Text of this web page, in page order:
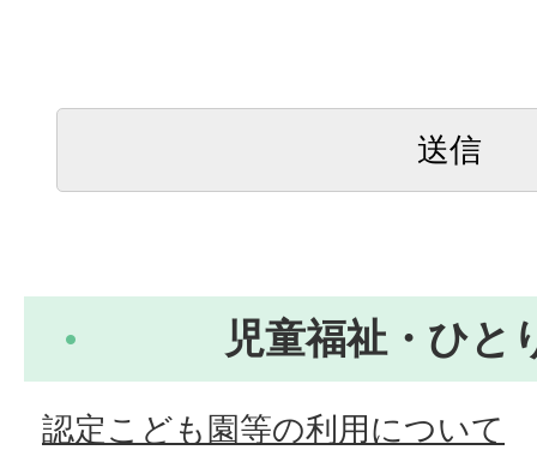
児童福祉・ひと
認定こども園等の利用について